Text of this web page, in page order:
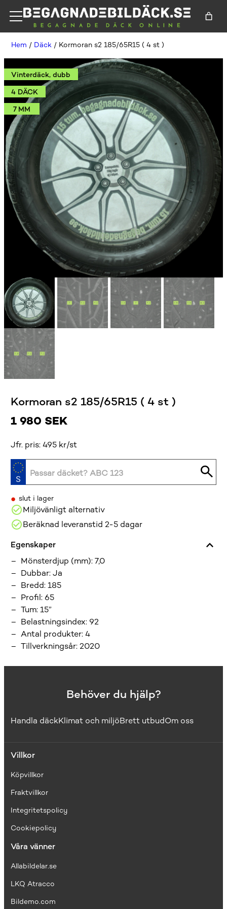
Hem / Däck / Kormoran s2 185/65R15 ( 4 st )
Vinterdäck, dubb
4 DÄCK
7 MM
Kormoran s2 185/65R15 ( 4 st )
1 980 SEK
Jfr. pris: 495 kr/st
• slut i lager
Miljövänligt alternativ
Beräknad leveranstid 2-5 dagar
Egenskaper
Mönsterdjup (mm):7,0
Dubbar:Ja
Bredd:185
Profil: 65
Tum:15”
Belastningsindex: 92
Antal produkter:4
Tillverkningsår:2020
Behöver du hjälp?
Handla däckKlimat och miljöBrett utbudOm oss
Villkor
Köpvillkor
Fraktvillkor
Integritetspolicy
Cookiepolicy
Våra vänner
Allabildelar.se
LKQ Atracco
Bildemo.com